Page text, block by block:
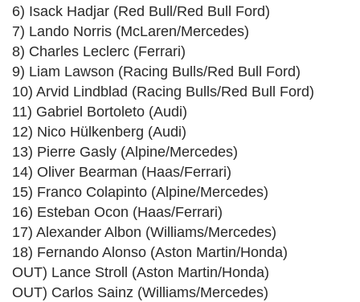
6) Isack Hadjar (Red Bull/Red Bull Ford)
7) Lando Norris (McLaren/Mercedes)
8) Charles Leclerc (Ferrari)
9) Liam Lawson (Racing Bulls/Red Bull Ford)
10) Arvid Lindblad (Racing Bulls/Red Bull Ford)
11) Gabriel Bortoleto (Audi)
12) Nico Hülkenberg (Audi)
13) Pierre Gasly (Alpine/Mercedes)
14) Oliver Bearman (Haas/Ferrari)
15) Franco Colapinto (Alpine/Mercedes)
16) Esteban Ocon (Haas/Ferrari)
17) Alexander Albon (Williams/Mercedes)
18) Fernando Alonso (Aston Martin/Honda)
OUT) Lance Stroll (Aston Martin/Honda)
OUT) Carlos Sainz (Williams/Mercedes)